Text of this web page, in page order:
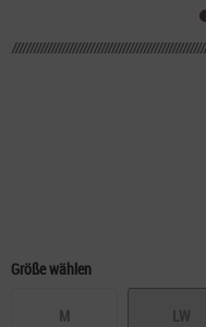
Größe wählen
M LW